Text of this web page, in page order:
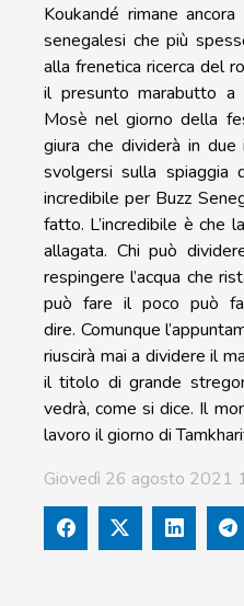
Koukandé rimane
senegalesi che più
alla frenetica ricerca del
il presunto marabutto
Mosè nel giorno della
giura che dividerà in
svolgersi sulla spiaggia
incredibile per Buzz
fatto. L’incredibile è che
allagata. Chi può
respingere l’acqua che
può fare il poco può
dire. Comunque
riuscirà mai a dividere il
il titolo di grande
vedrà, come si dice. Il
lavoro il giorno di
Giovedì 26 agosto 2021